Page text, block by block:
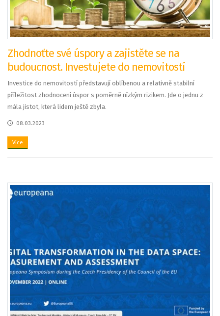
Zhodnoťte své úspory a zajistěte se na
budoucnost. Investujete do nemovitostí
Investice do nemovitostí představují oblíbenou a relativně stabilní
příležitost zhodnocení úspor s poměrně nízkým rizikem. Jde o jednu z
mála jistot, která lidem ještě zbyla.
08.03.2023
Více